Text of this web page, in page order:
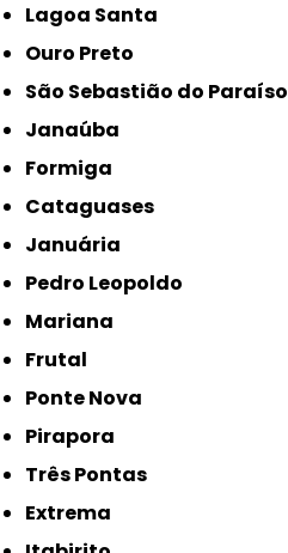
Lagoa Santa
Ouro Preto
São Sebastião do Paraíso
Janaúba
Formiga
Cataguases
Januária
Pedro Leopoldo
Mariana
Frutal
Ponte Nova
Pirapora
Três Pontas
Extrema